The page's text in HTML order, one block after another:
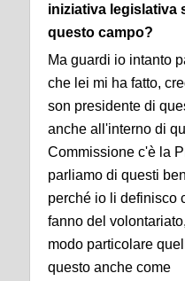
iniziativa legislativa
questo campo?
Ma guardi io intanto
che lei mi ha fatto,
son presidente di
anche all'interno di
Commissione c'è la
parliamo di questi
perché io li definisco
fanno del
modo particolare
questo anche come